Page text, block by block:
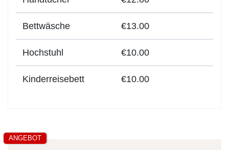
Bettwäsche €13.00
Hochstuhl €10.00
Kinderreisebett €10.00
ANGEBOT